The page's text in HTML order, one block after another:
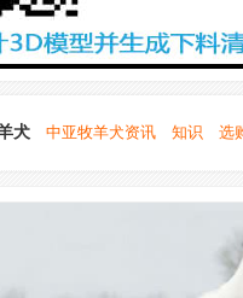
犬 中亚牧羊犬资讯 知识 选